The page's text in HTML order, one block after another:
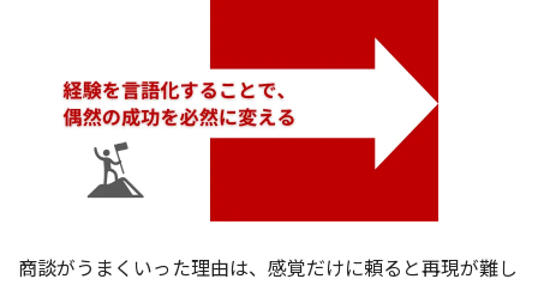
商談がうまくいった理由は、感覚だけに頼ると再現が難し